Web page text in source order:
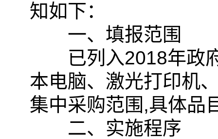
知如下：
一、填报范围
已列入2018年政府
本电脑、激光打印机
集中采购范围,具体品
二、实施程序